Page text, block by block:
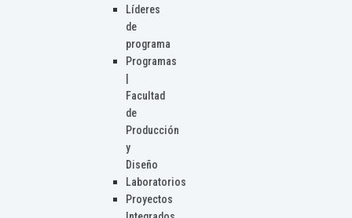
Líderes
de
programa
Programas
Facultad
de
Producción
y
Diseño
Laboratorios
Proyectos